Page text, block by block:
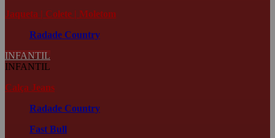
Jaqueta | Colete | Moletom
Radade Country
INFANTIL
INFANTIL
Calça Jeans
Radade Country
Fast Bull